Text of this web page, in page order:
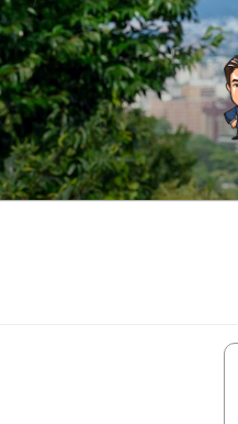
コ
ン
テ
ン
ツ
へ
ス
キ